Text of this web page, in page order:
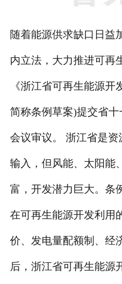
随着能源供求缺口日益
内立法，大力推进可再
《浙江省可再生能源
简称条例草案)提交省
会议审议。 浙江省是
输入，但风能、太阳能
富，开发潜力巨大。条
在可再生能源开发利用
价、发电量配额制、经
后，浙江省可再生能源